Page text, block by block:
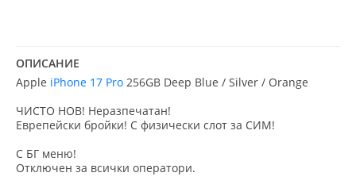
ОПИСАНИЕ
Apple iPhone 17 Pro 256GB Deep Blue / Silver / Orange
ЧИСТО НОВ! Неразпечатан!
Еврепейски бройки! С физически слот за СИМ!
С БГ меню!
Отключен за всички оператори.